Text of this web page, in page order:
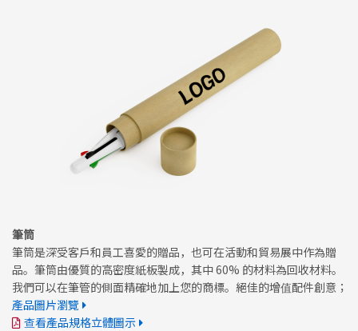
筆筒
筆筒是深受客戶和員工喜愛的贈品，也可在活動和貿易展中作為贈
品。筆筒由優質的高密度紙板製成，其中 60% 的材料為回收材料。
我們可以在筆管的側面精確地加上您的商標。絕佳的增值配件創意；
產品圖片瀏覽
查看產品規格立體圖示